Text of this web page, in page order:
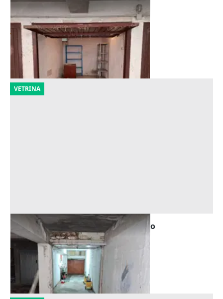
Asta Garage al piano interrato
Varese (Varese)
Offerta minima
4.230 €
18/09/2026
VETRINA
Asta Deposito al piano seminterrato
(Pisa)
Offerta minima
4.740 €
27/10/2026